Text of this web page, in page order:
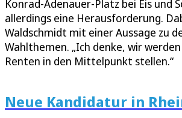
Konrad-Adenauer-Platz bei Eis und
allerdings eine Herausforderung.
Waldschmidt mit einer Aussage zu
Wahlthemen. „Ich denke, wir
Renten in den Mittelpunkt stellen.“
Neue Kandidatur in